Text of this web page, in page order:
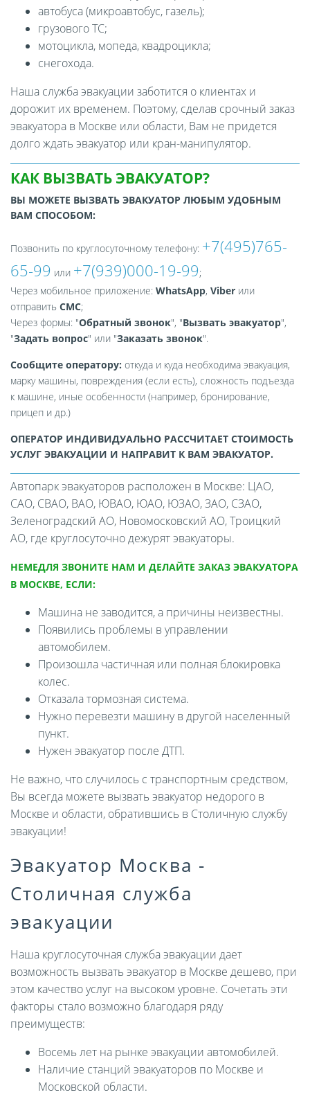
автобуса (микроавтобус, газель);
грузового ТС;
мотоцикла, мопеда, квадроцикла;
снегохода.
Наша служба эвакуации заботится о клиентах и
дорожит их временем. Поэтому, сделав срочный заказ
эвакуатора в Москве или области, Вам не придется
долго ждать эвакуатор или кран-манипулятор.
КАК ВЫЗВАТЬ ЭВАКУАТОР?
ВЫ МОЖЕТЕ ВЫЗВАТЬ ЭВАКУАТОР ЛЮБЫМ УДОБНЫМ
ВАМ СПОСОБОМ:
Позвонить по круглосуточному телефону: +7(495)765-
65-99 или +7(939)000-19-99;
Через мобильное приложение: WhatsApp, Viber или
отправить СМС;
Через формы: "Обратный звонок", "Вызвать эвакуатор",
"Задать вопрос" или "Заказать звонок".
Сообщите оператору: откуда и куда необходима эвакуация,
марку машины, повреждения (если есть), сложность подъезда
к машине, иные особенности (например, бронирование,
прицеп и др.)
ОПЕРАТОР ИНДИВИДУАЛЬНО РАССЧИТАЕТ СТОИМОСТЬ
УСЛУГ ЭВАКУАЦИИ И НАПРАВИТ К ВАМ ЭВАКУАТОР.
Автопарк эвакуаторов расположен в Москве: ЦАО,
САО, СВАО, ВАО, ЮВАО, ЮАО, ЮЗАО, ЗАО, СЗАО,
Зеленоградский АО, Новомосковский АО, Троицкий
АО, где круглосуточно дежурят эвакуаторы.
НЕМЕДЛЯ ЗВОНИТЕ НАМ И ДЕЛАЙТЕ ЗАКАЗ ЭВАКУАТОРА
В МОСКВЕ, ЕСЛИ:
Машина не заводится, а причины неизвестны.
Появились проблемы в управлении
автомобилем.
Произошла частичная или полная блокировка
колес.
Отказала тормозная система.
Нужно перевезти машину в другой населенный
пункт.
Нужен эвакуатор после ДТП.
Не важно, что случилось с транспортным средством,
Вы всегда можете вызвать эвакуатор недорого в
Москве и области, обратившись в Столичную службу
эвакуации!
Эвакуатор Москва -
Столичная служба
эвакуации
Наша круглосуточная служба эвакуации дает
возможность вызвать эвакуатор в Москве дешево, при
этом качество услуг на высоком уровне. Сочетать эти
факторы стало возможно благодаря ряду
преимуществ:
Восемь лет на рынке эвакуации автомобилей.
Наличие станций эвакуаторов по Москве и
Московской области.